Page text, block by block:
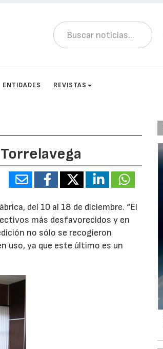
ENTIDADES REVISTAS
del 10 al 18 de diciembre. “El
más desfavorecidos y en
no sólo se recogieron
uso, ya que este último es un